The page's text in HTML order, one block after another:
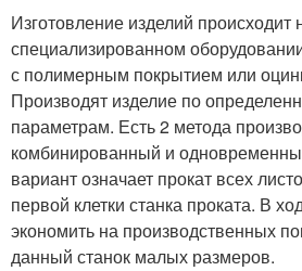
Изготовление изделий происходит
специализированном
с полимерным покрытием или
Производят изделие по
параметрам. Есть 2 метода
комбинированный и
вариант означает прокат всех
первой клетки станка проката. В
экономить на производственных
данный станок малых размеров.